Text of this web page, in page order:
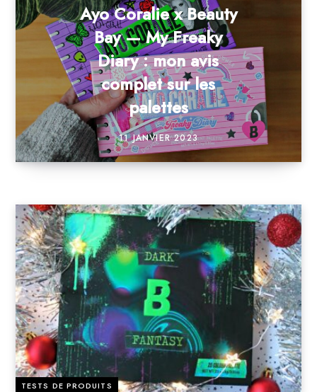
Ayo Coralie x Beauty
Bay — My Freaky
Diary : mon avis
complet sur les
palettes
11 JANVIER 2023
TESTS DE PRODUITS